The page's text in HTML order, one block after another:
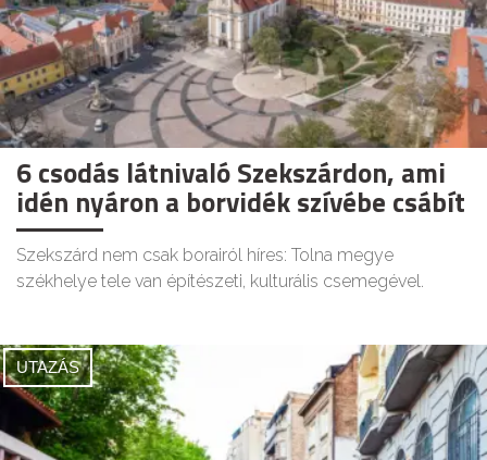
6 csodás látnivaló Szekszárdon, ami
idén nyáron a borvidék szívébe csábít
Szekszárd nem csak borairól híres: Tolna megye
székhelye tele van építészeti, kulturális csemegével.
UTAZÁS